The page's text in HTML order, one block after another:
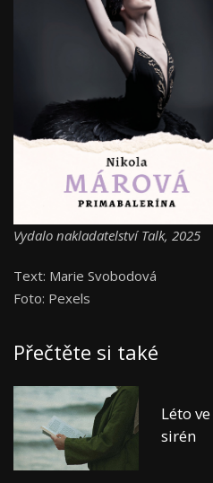
Vydalo nakladatelství Talk, 2025
Text: Marie Svobodová
Foto: Pexels
Přečtěte si také
Léto
sirén